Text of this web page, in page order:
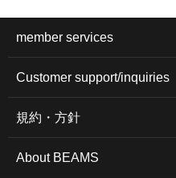
member services
Customer support/inquiries
規約・方針
About BEAMS